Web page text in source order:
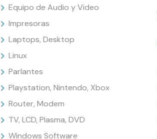
Equipo de Audio y Video
Impresoras
Laptops, Desktop
Linux
Parlantes
Playstation, Nintendo, Xbox
Router, Modem
TV, LCD, Plasma, DVD
Windows Software